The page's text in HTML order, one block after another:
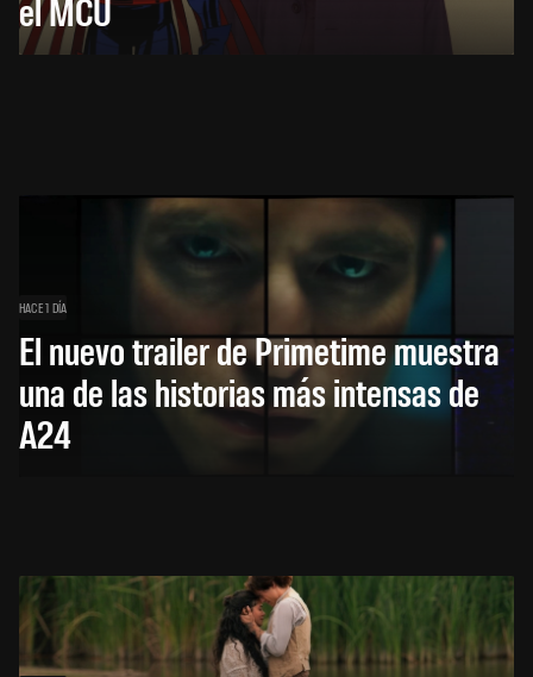
el MCU
HACE 1 DÍA
El nuevo trailer de Primetime muestra
una de las historias más intensas de
A24